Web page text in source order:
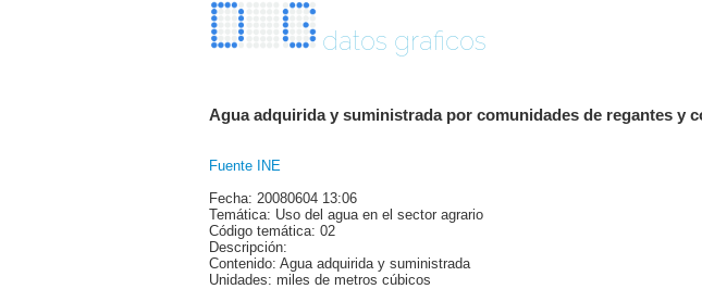
datos graficos
Agua adquirida y suministrada por comunidades de regantes y
Fuente INE
Fecha: 20080604 13:06
Temática: Uso del agua en el sector agrario
Código temática: 02
Descripción:
Contenido: Agua adquirida y suministrada
Unidades: miles de metros cúbicos